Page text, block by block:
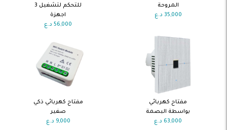
المروحة
35,000 د.ع
للتحكم لتشغيل 3
اجهزة
56,000 د.ع
اضف الى
السلة
مفتاح كهربائي
بواسطة البصمة
63,000 د.ع
اضف الى
السلة
مفتاح كهربائي ذكي
صغير
9,000 د.ع